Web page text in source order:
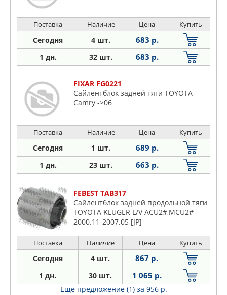
Поставка Наличие Цена Купить
Сегодня 4 шт. 683 р.
1 дн. 32 шт. 683 р.
FIXAR FG0221
Сайлентблок задней тяги TOYOTA
Camry ->06
Поставка Наличие Цена Купить
Сегодня 1 шт. 689 р.
1 дн. 23 шт. 663 р.
FEBEST TAB317
Сайлентблок задней продольной тяги
TOYOTA KLUGER L/V ACU2#,MCU2#
2000.11-2007.05 [JP]
Поставка Наличие Цена Купить
Сегодня 4 шт. 867 р.
1 дн. 30 шт. 1 065 р.
Еще предложение (1) за 956 р.